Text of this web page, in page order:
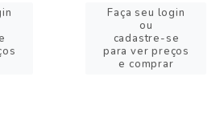
Faça seu login
ou
cadastre-se
para ver preços
e comprar